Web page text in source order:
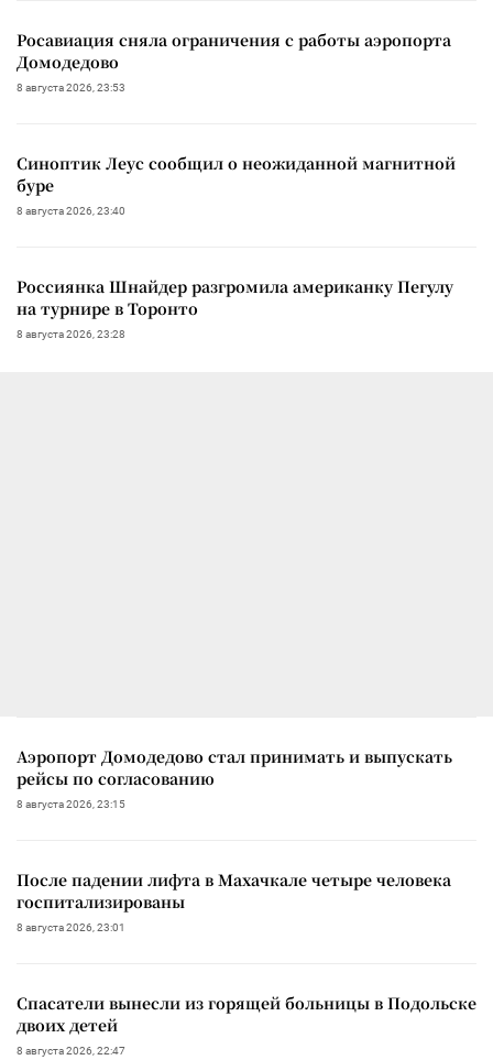
Росавиация сняла ограничения с работы аэропорта
Домодедово
8 августа 2026, 23:53
Синоптик Леус сообщил о неожиданной магнитной
буре
8 августа 2026, 23:40
Россиянка Шнайдер разгромила американку Пегулу
на турнире в Торонто
8 августа 2026, 23:28
Аэропорт Домодедово стал принимать и выпускать
рейсы по согласованию
8 августа 2026, 23:15
После падении лифта в Махачкале четыре человека
госпитализированы
8 августа 2026, 23:01
Спасатели вынесли из горящей больницы в Подольске
двоих детей
8 августа 2026, 22:47